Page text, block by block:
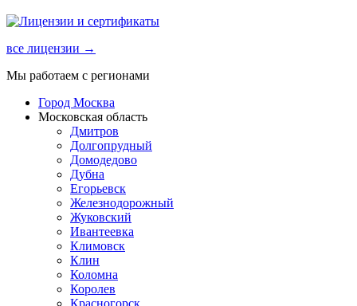
все лицензии →
Мы работаем с регионами
Город Москва
Московская область
Дмитров
Долгопрудный
Домодедово
Дубна
Егорьевск
Железнодорожный
Жуковский
Ивантеевка
Климовск
Клин
Коломна
Королев